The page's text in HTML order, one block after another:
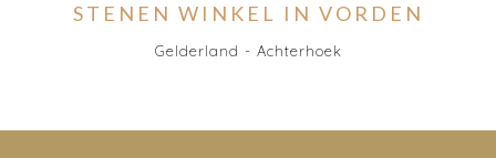
STENEN WINKEL IN VORDEN
Gelderland - Achterhoek